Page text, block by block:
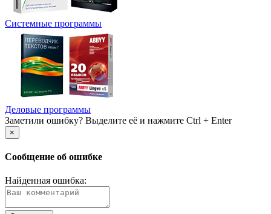
Системные программы
Деловые программы
Заметили ошибку? Выделите её и нажмите Ctrl + Enter
×
Сообщение об ошибке
Найденная ошибка: